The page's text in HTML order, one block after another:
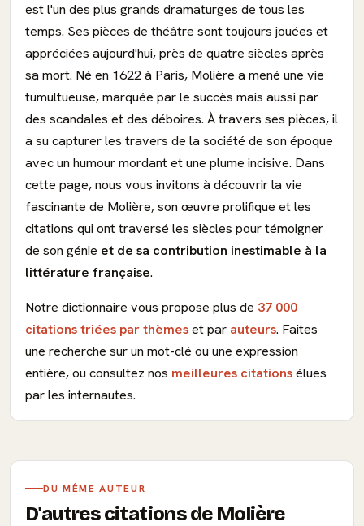
est l'un des plus grands dramaturges de tous les
temps. Ses pièces de théâtre sont toujours jouées et
appréciées aujourd'hui, près de quatre siècles après
sa mort. Né en 1622 à Paris, Molière a mené une vie
tumultueuse, marquée par le succès mais aussi par
des scandales et des déboires. À travers ses pièces, il
a su capturer les travers de la société de son époque
avec un humour mordant et une plume incisive. Dans
cette page, nous vous invitons à découvrir la vie
fascinante de Molière, son œuvre prolifique et les
citations qui ont traversé les siècles pour témoigner
de son génie et de sa contribution inestimable à la
littérature française.
Notre dictionnaire vous propose plus de 37 000
citations triées par thèmeset par auteurs. Faites
une recherche sur un mot-clé ou une expression
entière, ou consultez nos meilleures citationsélues
par les internautes.
DU MÊME AUTEUR
D'autres citations de Molière